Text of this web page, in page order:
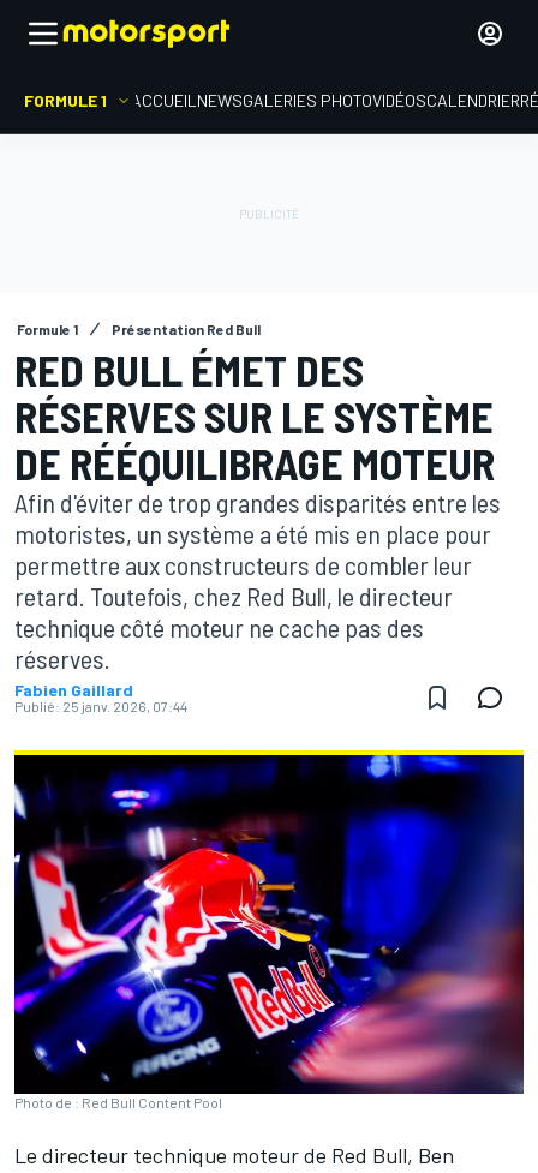
FORMULE 1 ACCUEIL NEWSGALERIES PHOTOVIDÉOSCALENDRIER
Formule 1 Présentation Red Bull
RED BULL ÉMET DES
RÉSERVES SUR LE SYSTÈME
DE RÉÉQUILIBRAGE MOTEUR
Afin d'éviter de trop grandes disparités entre les
motoristes, un système a été mis en place pour
permettre aux constructeurs de combler leur
retard. Toutefois, chez Red Bull, le directeur
technique côté moteur ne cache pas des
réserves.
Fabien Gaillard
Publié: 25 janv. 2026, 07:44
Photo de : Red Bull Content Pool
Le directeur technique moteur de Red Bull, Ben